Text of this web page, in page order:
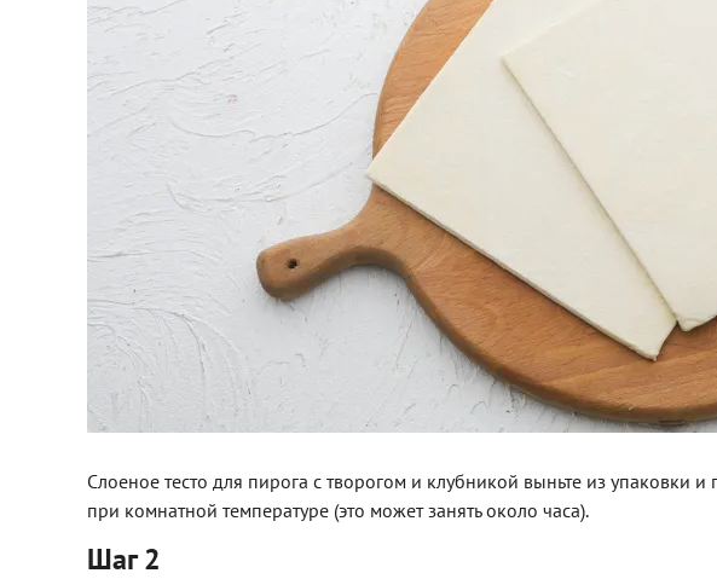
Слоеное тесто для пирога с творогом и клубникой выньте из упаковки
при комнатной температуре (это может занять около часа).
Шаг 2